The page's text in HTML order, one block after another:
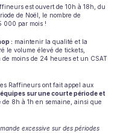
est ouvert de 10h à 18h, du
de Noël, le nombre de
000 par mois !
: maintenir la qualité et la
le volume élevé de tickets,
moins de 24 heures et un CSAT
Raffineurs ont fait appel aux
sur une courte période et
de 8h à 1h en semaine, ainsi que
excessive sur des périodes